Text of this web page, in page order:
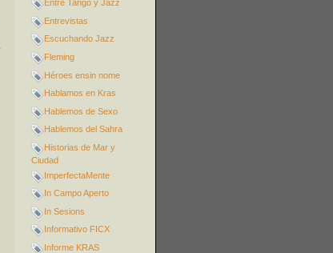
Entre Tango y Jazz
Entrevistas
Escuchando Jazz
Fleming
Héroes ensin nome
Hablamos en Kras
Hablemos de Sexo
Hablemos del Sahra
Historias de Mar y
Ciudad
ImperfectaMente
In Campo Aperto
In Sesions
Informativo FICX
Informe KRAS